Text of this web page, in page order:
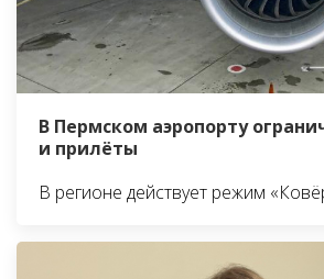
В Пермском аэропорту
и прилёты
В регионе действует режим